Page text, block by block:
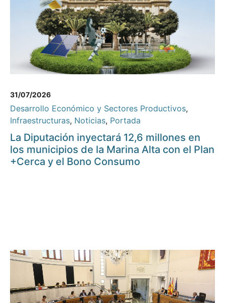
31/07/2026
Desarrollo Económico y Sectores Productivos,
Infraestructuras, Noticias, Portada
La Diputación inyectará 12,6 millones en
los municipios de la Marina Alta con el Plan
+Cerca y el Bono Consumo